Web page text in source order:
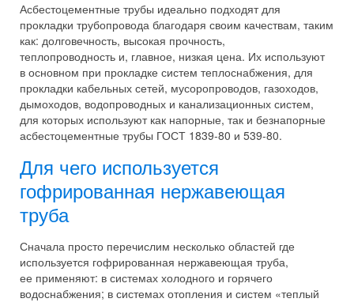
Асбестоцементные трубы идеально подходят для
прокладки трубопровода благодаря своим качествам, таким
как: долговечность, высокая прочность,
теплопроводность и, главное, низкая цена. Их используют
в основном при прокладке систем теплоснабжения, для
прокладки кабельных сетей, мусоропроводов, газоходов,
дымоходов, водопроводных и канализационных систем,
для которых используют как напорные, так и безнапорные
асбестоцементные трубы ГОСТ 1839-80 и 539-80.
Для чего используется
гофрированная нержавеющая
труба
Сначала просто перечислим несколько областей где
используется гофрированная нержавеющая труба,
ее применяют: в системах холодного и горячего
водоснабжения; в системах отопления и систем «теплый